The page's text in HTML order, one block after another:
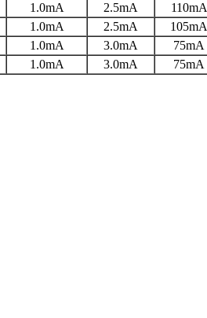
1.0mA 2.5mA 110mA
1.0mA 2.5mA 105mA
1.0mA 3.0mA 75mA
1.0mA 3.0mA 75mA